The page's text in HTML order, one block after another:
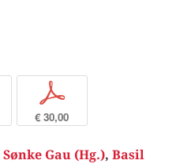
p
€ 30,00
Sønke Gau (Hg.), Basil